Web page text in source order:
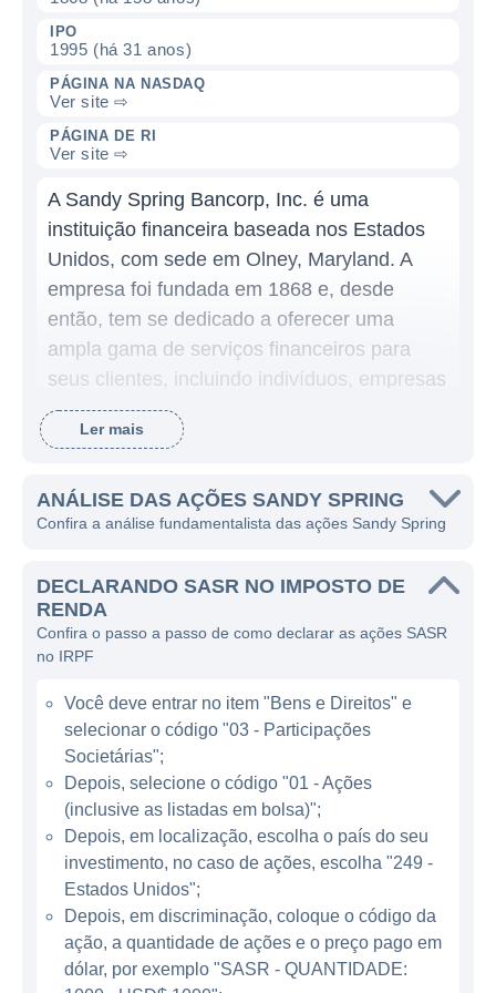
IPO
1995 (há 31 anos)
PÁGINA NA NASDAQ
Ver site ⇨
PÁGINA DE RI
Ver site ⇨
A Sandy Spring Bancorp, Inc. é uma
instituição financeira baseada nos Estados
Unidos, com sede em Olney, Maryland. A
empresa foi fundada em 1868 e, desde
então, tem se dedicado a oferecer uma
ampla gama de serviços financeiros para
seus clientes, incluindo indivíduos, empresas
e instituições. Ao longo de sua história, a
Sandy Spring se destacou por seu foco no
relacionamentos de longo prazo com sua
base de clientes.
A Sandy Spring é um banco regional que
opera principalmente na área metropolitana
de Washington, D.C. e nos estados de
Maryland e Virgínia. Através de sua
subsidiária, Sandy Spring Bank, a instituição
oferece serviços bancários tradicionais,
incluindo contas correntes, contas poupança,
empréstimos pessoais, hipotecas e linhas de
crédito para consumidores e pequenas
empresas. Além disso, a Sandy Spring
também fornece serviços de gestão de
patrimônio e consultoria financeira,
fortalecendo sua posição como um provedor
abrangente de serviços financeiros.
Ler mais
ANÁLISE DAS AÇÕES SANDY SPRING
Confira a análise fundamentalista das ações Sandy Spring
DECLARANDO SASR NO IMPOSTO DE
RENDA
Confira o passo a passo de como declarar as ações SASR
no IRPF
Você deve entrar no item "Bens e Direitos" e
selecionar o código "03 - Participações
Societárias";
Depois, selecione o código "01 - Ações
(inclusive as listadas em bolsa)";
Depois, em localização, escolha o país do seu
investimento, no caso de ações, escolha "249 -
Estados Unidos";
Depois, em discriminação, coloque o código da
ação, a quantidade de ações e o preço pago em
dólar, por exemplo "SASR - QUANTIDADE: